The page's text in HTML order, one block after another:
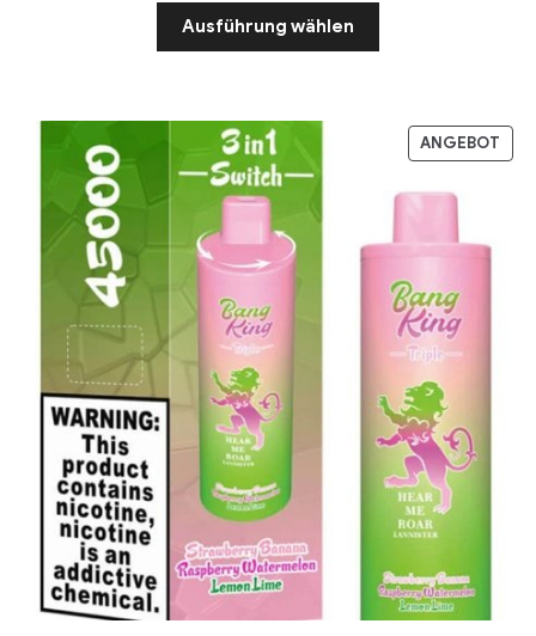
Ausführung wählen
ANGEBOT